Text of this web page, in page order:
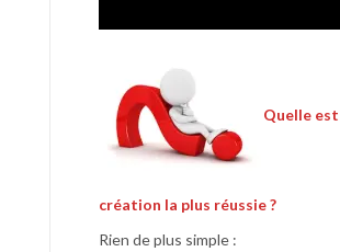
Quelle
création la plus réussie ?
Rien de plus simple :